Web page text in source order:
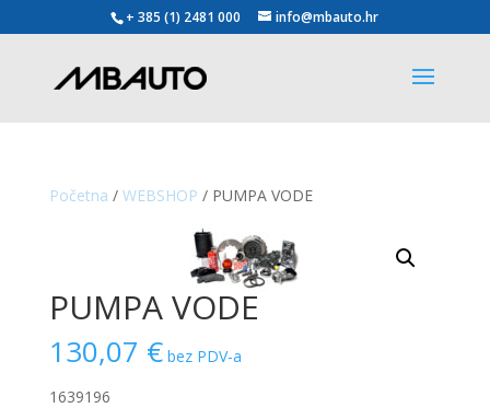
+ 385 (1) 2481 000 info@mbauto.hr
Početna / WEBSHOP / PUMPA VODE
PUMPA VODE
130,07 € bez PDV-a
1639196